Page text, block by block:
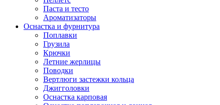
Паста и тесто
Ароматизаторы
Оснастка и фурнитура
Поплавки
Грузила
Крючки
Летние жерлицы
Поводки
Вертлюги застежки кольца
Джигголовки
Оснастка карповая